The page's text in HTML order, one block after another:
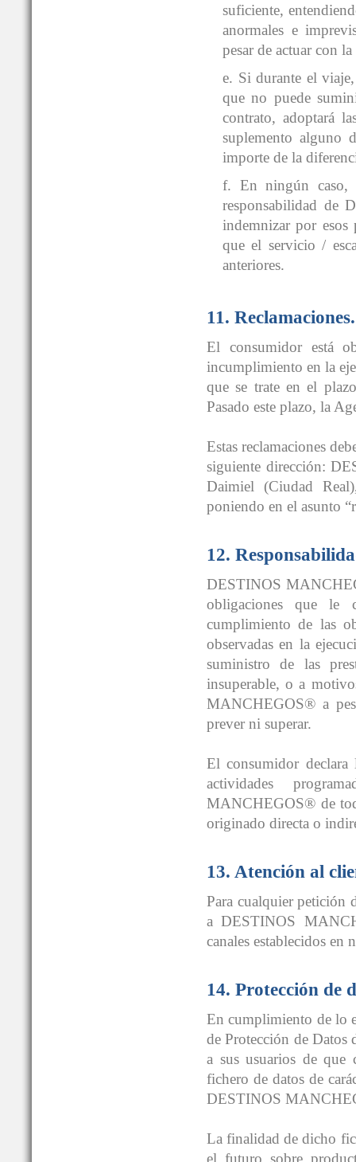
suficiente,
anormales e
pesar de actuar con
e. Si durante el
que no puede
contrato, adoptará
suplemento alguno
importe de la
f. En ningún caso,
responsabilidad de
indemnizar por esos
que el servicio /
anteriores.
11. Reclamaciones.
El consumidor está
incumplimiento en la
que se trate en el
Pasado este plazo, la
Estas reclamaciones
siguiente dirección:
Daimiel (Ciudad
poniendo en el asunto
12.
DESTINOS
obligaciones que le
cumplimiento de las
observadas en la
suministro de las
insuperable, o a
MANCHEGOS® a
prever ni superar.
El consumidor declara
actividades
MANCHEGOS® de
originado directa o
13. Atención al
Para cualquier petición
a DESTINOS
canales establecidos en
14. Protección de
En cumplimiento de lo
de Protección de
a sus usuarios de que
fichero de datos de
DESTINOS
La finalidad de dicho
el futuro sobre